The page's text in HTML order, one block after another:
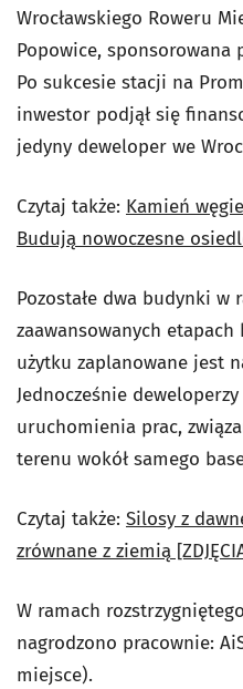
Wrocławskiego Roweru
Popowice, sponsorowana
Po sukcesie stacji na
inwestor podjął się
jedyny deweloper we
Czytaj także: Kamień
Budują nowoczesne
Pozostałe dwa budynki w
zaawansowanych
użytku zaplanowane jest
Jednocześnie
uruchomienia prac,
terenu wokół samego
Czytaj także: Silosy z
zrównane z ziemią
W ramach
nagrodzono pracownie:
miejsce).